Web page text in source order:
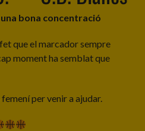
bona concentració
que el marcador sempre
moment ha semblat que
per venir a ajudar.